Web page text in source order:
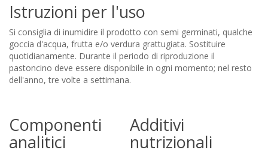
Istruzioni per l'uso
Si consiglia di inumidire il prodotto con semi germinati, qualche
goccia d'acqua, frutta e/o verdura grattugiata. Sostituire
quotidianamente. Durante il periodo di riproduzione il
pastoncino deve essere disponibile in ogni momento; nel resto
dell'anno, tre volte a settimana.
Componenti
analitici
Additivi
nutrizionali